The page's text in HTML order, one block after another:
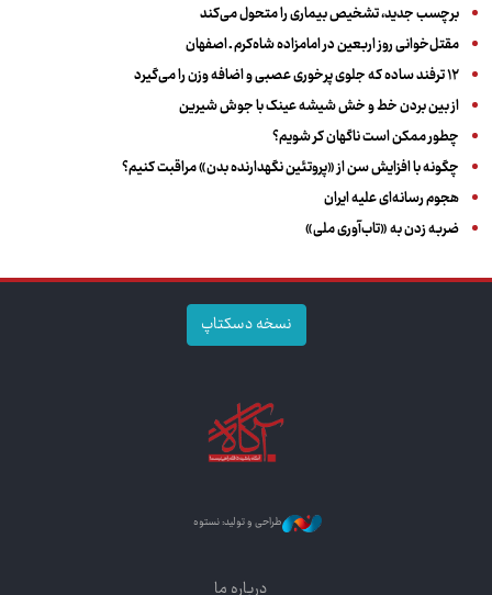
برچسب جدید، تشخیص بیماری را متحول می‌کند
مقتل‌خوانی روز اربعین در امامزاده شاه‌کرم ـ اصفهان
۱۲ ترفند ساده که جلوی پرخوری عصبی و اضافه ‌وزن را می‌گیرد
از بین بردن خط و خش شیشه عینک با جوش شیرین
چطور ممکن است ناگهان کر شویم؟
چگونه با افزایش سن از «پروتئین نگهدارنده بدن» مراقبت کنیم؟
هجوم رسانه‌ای علیه ایران
ضربه زدن به «تاب‌آوری ملی»
نسخه دسکتاپ
طراحی و تولید: نستوه
درباره ما